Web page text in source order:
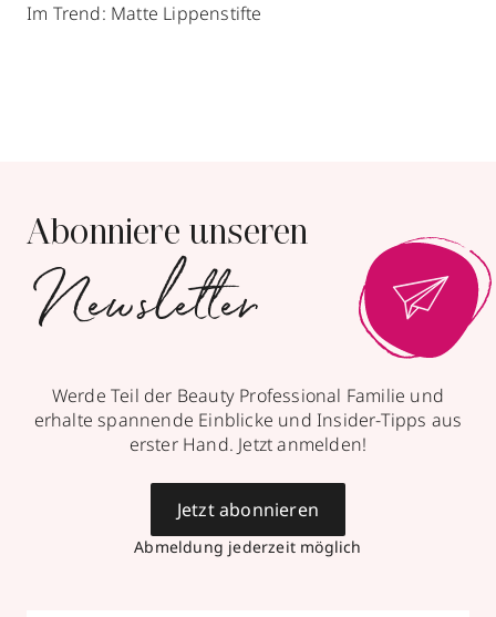
Im Trend: Matte Lippenstifte
Abonniere unseren
Newsletter
Werde Teil der Beauty Professional Familie und
erhalte spannende Einblicke und Insider-Tipps aus
erster Hand. Jetzt anmelden!
Abmeldung jederzeit möglich
Jetzt abonnieren